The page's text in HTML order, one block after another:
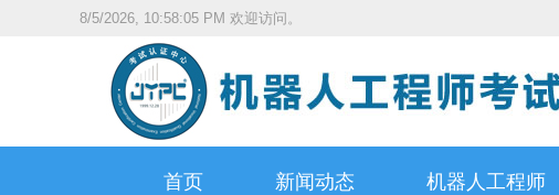
8/5/2026, 10:58:06 PM 欢迎访问。
首页 新闻动态 机器人工程师